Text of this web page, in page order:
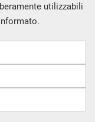
utilizzabili